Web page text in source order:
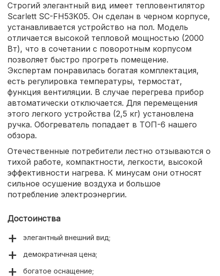
Строгий элегантный вид имеет тепловентилятор
Scarlett SC-FH53K05. Он сделан в черном корпусе,
устанавливается устройство на пол. Модель
отличается высокой тепловой мощностью (2000
Вт), что в сочетании с поворотным корпусом
позволяет быстро прогреть помещение.
Экспертам понравилась богатая комплектация,
есть регулировка температуры, термостат,
функция вентиляции. В случае перегрева прибор
автоматически отключается. Для перемещения
этого легкого устройства (2,5 кг) установлена
ручка. Обогреватель попадает в ТОП-6 нашего
обзора.
Отечественные потребители лестно отзываются о
тихой работе, компактности, легкости, высокой
эффективности нагрева. К минусам они относят
сильное осушение воздуха и большое
потребление электроэнергии.
Достоинства
элегантный внешний вид;
демократичная цена;
богатое оснащение;